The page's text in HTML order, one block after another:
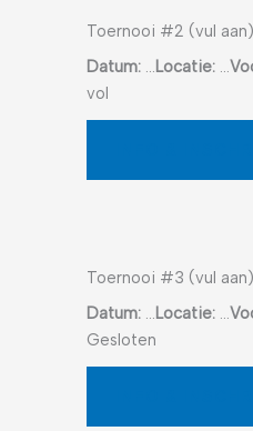
Toernooi #2 (vul aan)
Datum:…Locatie:…
vol
Toernooi #3 (vul aan)
Datum:…Locatie:…
Gesloten